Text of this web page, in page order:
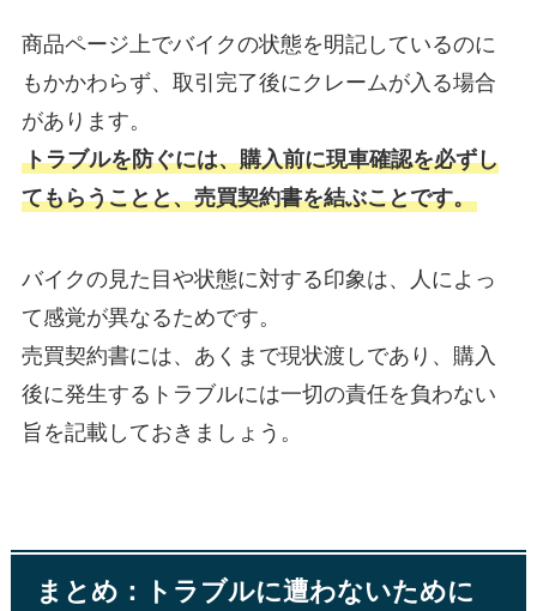
商品ページ上でバイクの状態を明記しているのに
もかかわらず、取引完了後にクレームが入る場合
があります。
トラブルを防ぐには、購入前に現車確認を必ずし
てもらうことと、売買契約書を結ぶことです。
バイクの見た目や状態に対する印象は、人によっ
て感覚が異なるためです。
売買契約書には、あくまで現状渡しであり、購入
後に発生するトラブルには一切の責任を負わない
旨を記載しておきましょう。
まとめ：トラブルに遭わないために